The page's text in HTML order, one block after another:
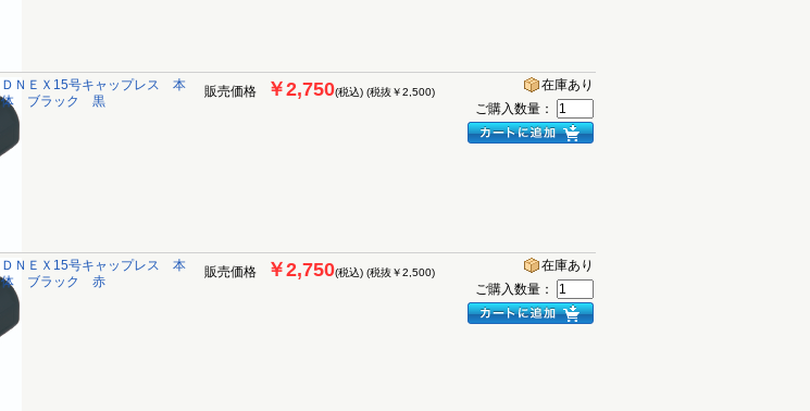
ＤＮＥＸ15号キャップレス 本
体 ブラック 黒
販売価格 ￥2,750(税込) (税抜￥2,500)
在庫あり
ご購入数量：
ＤＮＥＸ15号キャップレス 本
体 ブラック 赤
販売価格 ￥2,750(税込) (税抜￥2,500)
在庫あり
ご購入数量：